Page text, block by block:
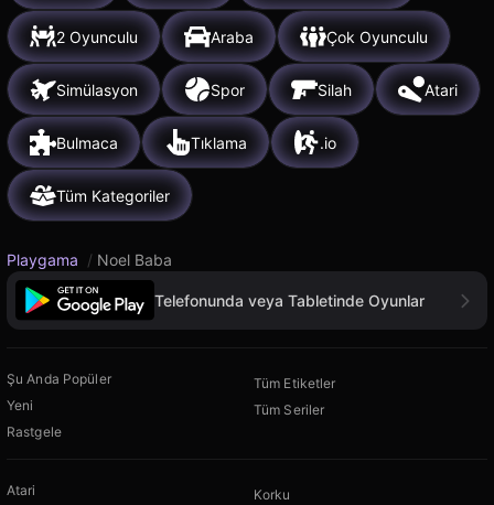
2 Oyunculu Araba Çok Oyunculu
Simülasyon Spor Silah Atari
Bulmaca Tıklama .io
Tüm Kategoriler
Playgama / Noel Baba
Telefonunda veya Tabletinde Oyunlar
Şu Anda Popüler
Yeni
Rastgele
Tüm Etiketler
Tüm Seriler
Atari
Korku